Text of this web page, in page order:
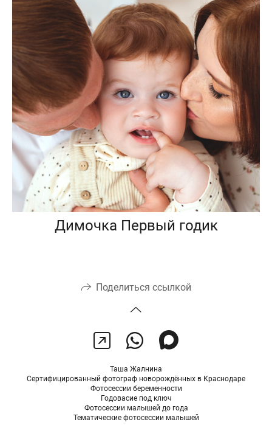
Димочка Первый годик
Поделиться ссылкой
Таша Жалнина
Сертифицированный фотограф новорождённых в Краснодаре
Фотосессии беременности
Годовасие под ключ
Фотосессии малышей до года
Тематические фотосессии малышей